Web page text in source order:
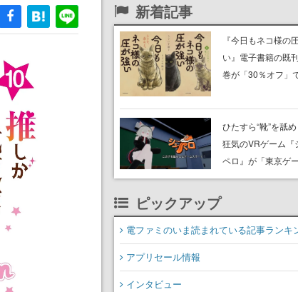
新着記事
『今日もネコ様の
い』電子書籍の既
巻が「30％オフ」
たネコたちと、ネ
愛する人間のすれ
描く
ひたすら“靴”を舐
狂気のVRゲーム『
ペロ』が「東京ゲ
ンジョン」に展示
前のめり。公式アカ
トも開設され、
ピックアップ
電ファミのいま読まれている記事ランキ
アプリセール情報
インタビュー